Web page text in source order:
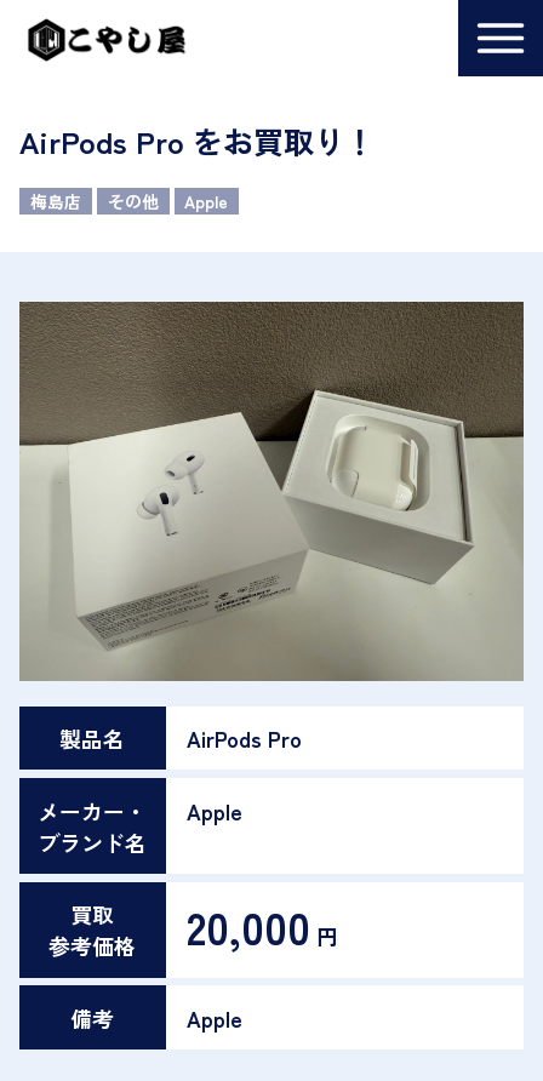
AirPods Pro をお買取り！
梅島店 その他 Apple
製品名 AirPods Pro
メーカー・
ブランド名
Apple
買取
参考価格
20,000 円
備考 Apple